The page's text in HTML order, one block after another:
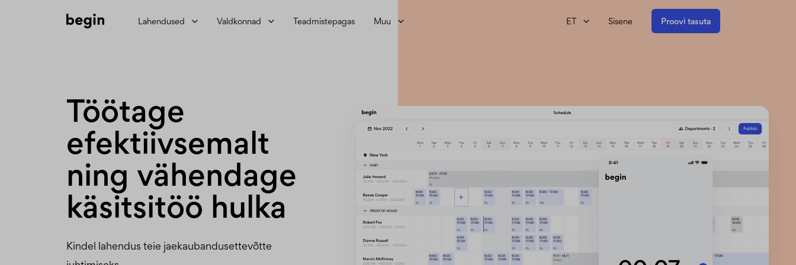
Lahendused Valdkonnad Teadmistepagas Muu ET Sisene Proovi tasuta
Töötage
efektiivsemalt
ning vähendage
käsitsitöö hulka
Kindel lahendus teie jaekaubandusettevõtte